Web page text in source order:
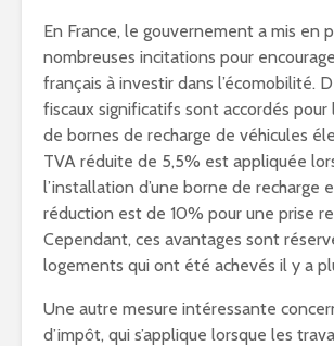
En France, le gouvernement a mis en
nombreuses incitations pour
français à investir dans l’écomobilité.
fiscaux significatifs sont accordés pour
de bornes de recharge de véhicules
TVA réduite de 5,5% est appliquée
l’installation d’une borne de recharge
réduction est de 10% pour une prise
Cependant, ces avantages sont
logements qui ont été achevés il y a
Une autre mesure intéressante
d’impôt, qui s’applique lorsque les